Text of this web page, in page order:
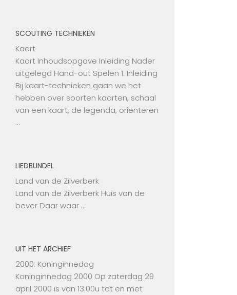
SCOUTING TECHNIEKEN
Kaart
Kaart Inhoudsopgave Inleiding Nader
uitgelegd Hand-out Spelen 1. Inleiding
Bij kaart-technieken gaan we het
hebben over soorten kaarten, schaal
van een kaart, de legenda, oriënteren
…
LIEDBUNDEL
Land van de Zilverberk
Land van de Zilverberk Huis van de
bever Daar waar …
UIT HET ARCHIEF
2000: Koninginnedag
Koninginnedag 2000 Op zaterdag 29
april 2000 is van 13:00u tot en met